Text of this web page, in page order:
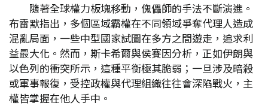
隨著全球權力板塊移動，傀儡師的手法不斷演進。
布雷默指出，多個區域霸權在不同領域爭奪代理人造成
混亂局面，一些中型國家試圖在多方之間遊走，追求利
益最大化。然而，斯卡希爾與侯賽因分析，正如伊朗與
以色列的衝突所示，這種平衡極其脆弱；一旦涉及暗殺
或軍事報復，受控政權與代理組織往往會深陷戰火，主
權皆掌握在他人手中。